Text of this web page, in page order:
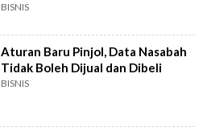
BISNIS
Aturan Baru Pinjol, Data Nasabah
Tidak Boleh Dijual dan Dibeli
BISNIS